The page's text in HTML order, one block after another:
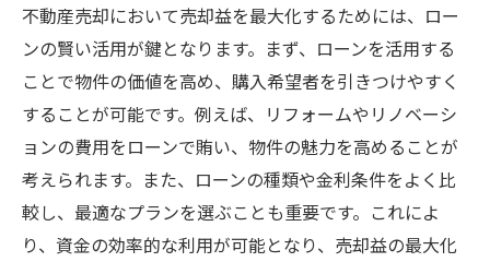
不動産売却において売却益を最大化するためには、ロー
ンの賢い活用が鍵となります。まず、ローンを活用する
ことで物件の価値を高め、購入希望者を引きつけやすく
することが可能です。例えば、リフォームやリノベーシ
ョンの費用をローンで賄い、物件の魅力を高めることが
考えられます。また、ローンの種類や金利条件をよく比
較し、最適なプランを選ぶことも重要です。これによ
り、資金の効率的な利用が可能となり、売却益の最大化